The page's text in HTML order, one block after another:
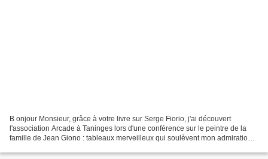
B onjour Monsieur, grâce à votre livre sur Serge Fiorio, j'ai découvert
l'association Arcade à Taninges lors d'une conférence sur le peintre de la
famille de Jean Giono : tableaux merveilleux qui soulèvent mon admiration.